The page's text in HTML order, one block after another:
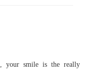
your smile is the really